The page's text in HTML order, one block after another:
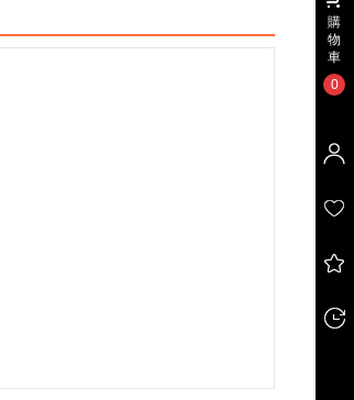
購
物
車
0